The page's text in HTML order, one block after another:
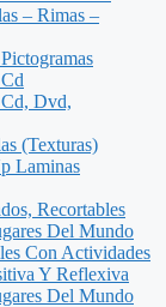
– Rimas –
Dvd,
(Texturas)
Laminas
Recortables
Del Mundo
Con Actividades
Y Reflexiva
Del Mundo